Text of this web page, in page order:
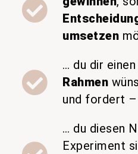
umsetzen
… du dir einen
Rahmen
und fordert
… du diesen
Experiment